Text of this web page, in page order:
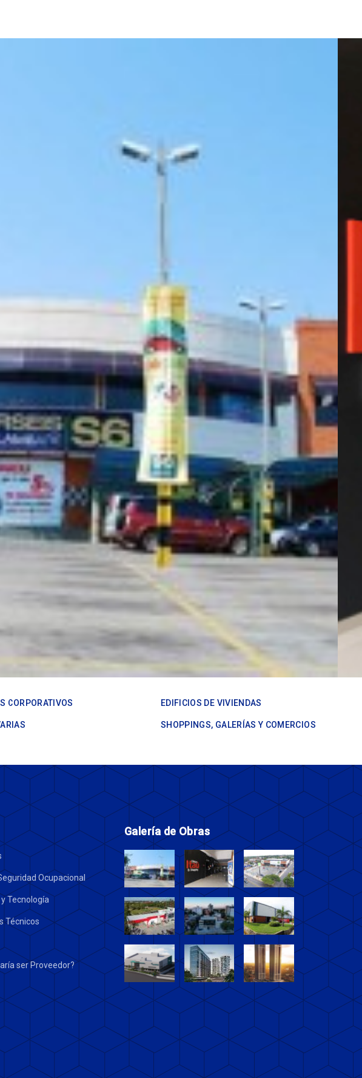
CORPORATIVOS EDIFICIOS DE VIVIENDAS
SHOPPINGS, GALERÍAS Y COMERCIOS
Ocupacional
Tecnología
Técnicos
ser Proveedor?
Galería de Obras